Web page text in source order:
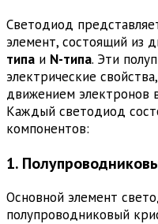
Светодиод
элемент, состоящий из
типа и N-типа. Эти
электрические
движением электронов
Каждый светодиод
компонентов:
1.
Основной элемент
полупроводниковый